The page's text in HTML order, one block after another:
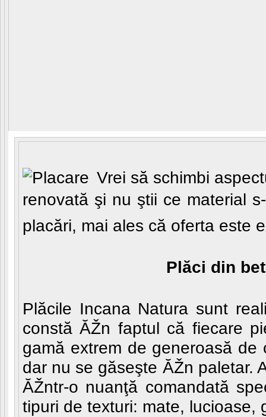
Vrei să schimbi
renovată şi nu ştii ce material
placări, mai ales că oferta este
Plăci din
Plăcile Incana Natura sunt
constă ĂŽn faptul că fiecare
gamă extrem de generoasă
dar nu se găseşte ĂŽn paletar.
ĂŽntr-o nuanţă comandată
tipuri de texturi: mate, lucioase,